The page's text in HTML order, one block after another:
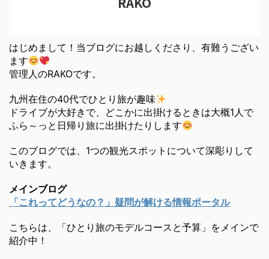
はじめまして！当ブログにお越しくださり、有難うござい
ます
管理人のRAKOです。
九州在住の40代でひとり旅が趣味
ドライブが大好きで、どこかに出掛けるときは大概1人で
ふら～っと日帰り旅に出掛けたりします
このブログでは、1つの観光スポットについて深彫りして
いきます。
メインブログ
「これってどうなの？」疑問が解ける情報ポータル
こちらは、「ひとり旅のモデルコースと予算」をメインで
紹介中！